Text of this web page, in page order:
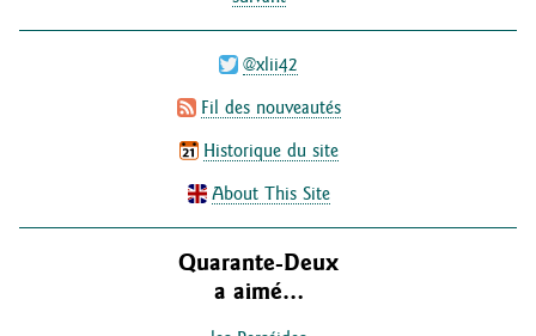
@xlii42
Fil des nouveautés
Historique du site
About This Site
Quarante-Deux
a aimé…